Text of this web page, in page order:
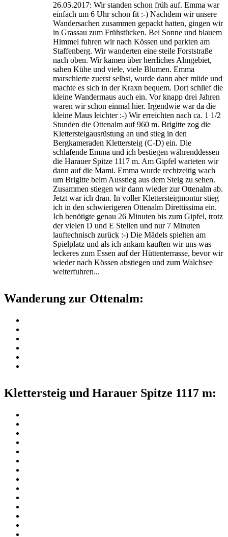
26.05.2017: Wir standen schon früh auf. Emma war
einfach um 6 Uhr schon fit :-) Nachdem wir unsere
Wandersachen zusammen gepackt hatten, gingen wir
in Grassau zum Frühstücken. Bei Sonne und blauem
Himmel fuhren wir nach Kössen und parkten am
Staffenberg. Wir wanderten eine steile Forststraße
nach oben. Wir kamen über herrliches Almgebiet,
sahen Kühe und viele, viele Blumen. Emma
marschierte zuerst selbst, wurde dann aber müde und
machte es sich in der Kraxn bequem. Dort schlief die
kleine Wandermaus auch ein. Vor knapp drei Jahren
waren wir schon einmal hier. Irgendwie war da die
kleine Maus leichter :-) Wir erreichten nach ca. 1 1/2
Stunden die Ottenalm auf 960 m. Brigitte zog die
Klettersteigausrüstung an und stieg in den
Bergkameraden Klettersteig (C-D) ein. Die
schlafende Emma und ich bestiegen währenddessen
die Harauer Spitze 1117 m. Am Gipfel warteten wir
dann auf die Mami. Emma wurde rechtzeitig wach
um Brigitte beim Ausstieg aus dem Steig zu sehen.
Zusammen stiegen wir dann wieder zur Ottenalm ab.
Jetzt war ich dran. In voller Klettersteigmontur stieg
ich in den schwierigeren Ottenalm Direttissima ein.
Ich benötigte genau 26 Minuten bis zum Gipfel, trotz
der vielen D und E Stellen und nur 7 Minuten
lauftechnisch zurück :-) Die Mädels spielten am
Spielplatz und als ich ankam kauften wir uns was
leckeres zum Essen auf der Hüttenterrasse, bevor wir
wieder nach Kössen abstiegen und zum Walchsee
weiterfuhren...
Wanderung zur Ottenalm:
Klettersteig und Harauer Spitze 1117 m: